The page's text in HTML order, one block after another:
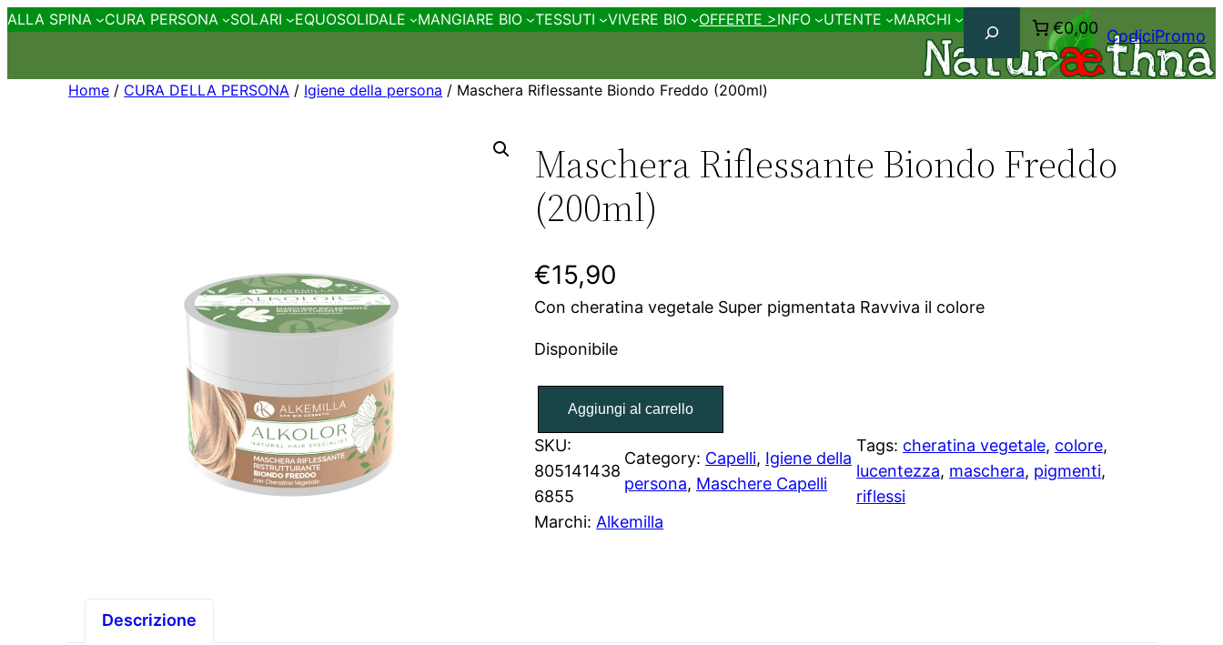
ALLA SPINA CURA PERSONA SOLARI EQUOSOLIDALE MANGIARE BIO TESSUTI VIVERE BIO OFFERTE >INFO UTENTE MARCHI Cerca €0,00 CodiciPromo
Home / CURA DELLA PERSONA / Igiene della persona / Maschera Riflessante Biondo Freddo (200ml)
Maschera Riflessante Biondo Freddo
(200ml)
€15,90
Con cheratina vegetale Super pigmentata Ravviva il colore
Disponibile
M
s
c
h
e
Aggiungi al carrello
SKU:
805141438
6855
Category: Capelli, Igiene della
persona, Maschere Capelli
Tags: cheratina vegetale, colore
lucentezza, maschera, pigmenti
riflessi
Marchi:Alkemilla
Descrizione